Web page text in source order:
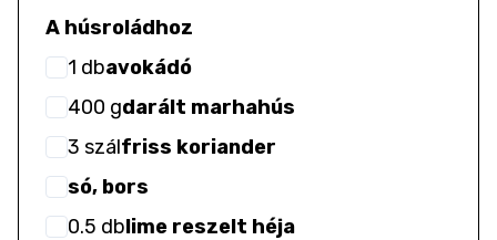
A húsroládhoz
1 dbavokádó
400 gdarált marhahús
3 szálfriss koriander
só, bors
0.5 dblime reszelt héja